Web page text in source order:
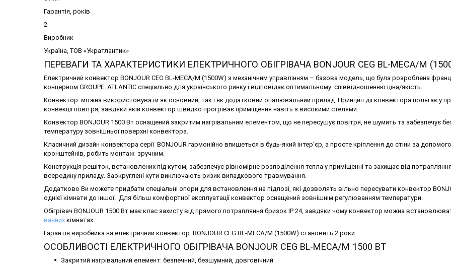
Гарантія, років
2
Виробник
Україна, ТОВ «Укратлантик»
ПЕРЕВАГИ ТА ХАРАКТЕРИСТИКИ ЕЛЕКТРИЧНОГО ОБІГРІВАЧА BONJOUR CEG BL-MECA/M
Електричний конвектор BONJOUR CEG BL-MECA/M (1500W) з механічним управлінням – базова модель, що була розроблена
концерном GROUPE ATLANTIC спеціально для українського ринку і відповідає оптимальному співвідношенню ціна/якість.
Конвектор можна використовувати як основний, так і як додатковий опалювальний прилад. Принцип дії конвектора полягає у
конвекції повітря, завдяки якій конвектор швидко прогріває приміщення навіть з високими стелями.
Конвектор BONJOUR 1500 Вт оснащений закритим нагрівальним елементом, що не пересушує повітря, не шумить та забезпечує
температуру зовнішньої поверхні конвектора.
Класичний дизайн конвектора серії BONJOUR гармонійно впишеться в будь-який інтер’єр, а просте кріплення до стіни за
кронштейнів, робить монтаж зручним.
Конструкція решіток, встановлених під кутом, забезпечує рівномірне розподілення тепла у приміщенні та захищає від
всередину приладу. Заокруглені кути виключають ризик випадкового травмування.
Додатково Ви можете придбати спеціальні опори для встановлення на підлозі, які дозволять вільно пересувати конвектор
однієї кімнати до іншої. Для більш комфортної експлуатації конвектор оснащений зовнішнім регулюванням температури.
Обігрівач BONJOUR 1500 Вт має клас захисту від прямого потрапляння бризок IP 24, завдяки чому конвектор можна
ванних кімнатах.
Гарантія виробника на електричний конвектор BONJOUR CEG BL-MECA/M (1500W) становить 2 роки.
ОСОБЛИВОСТІ ЕЛЕКТРИЧНОГО ОБІГРІВАЧА BONJOUR CEG BL-MECA/M 1500 ВТ
Закритий нагрівальний елемент: безпечний, безшумний, довговічний